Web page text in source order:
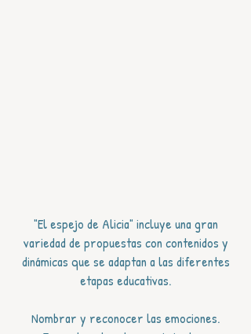
"El espejo de Alicia" incluye una gran
variedad de propuestas con contenidos y
dinámicas que se adaptan a las diferentes
etapas educativas.
Nombrar y reconocer las emociones.